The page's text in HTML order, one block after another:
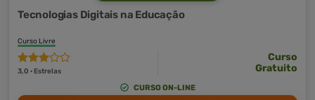
Tecnologias Digitais na Educação
Curso Livre
3,0 · Estrelas
Curso
Gratuito
CURSO ON-LINE